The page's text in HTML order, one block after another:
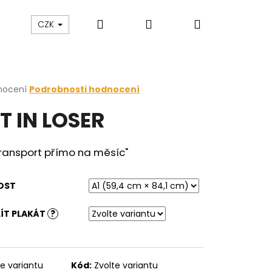
Blog
CZK Hledat PřihlášeníNákupní
Podrobnosti hodnocení
IN LOSER
přímo na měsíc"
PLAKÁT ?
variantu Kód: Zvolte variantu